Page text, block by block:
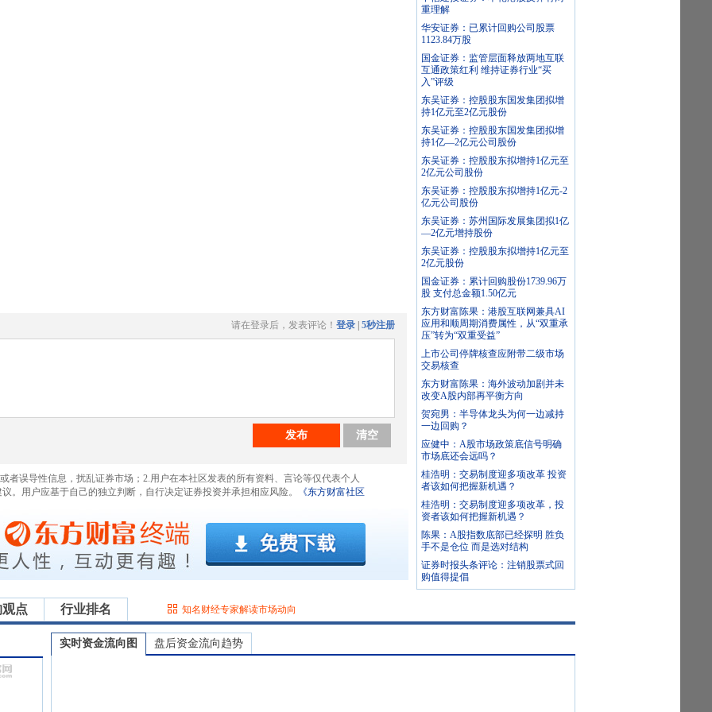
请在登录后，发表评论！ 登录 5秒注册
发布 清空
者误导性信息，扰乱证券市场；2.用户在本社区发表的所有资料、言论等仅代表个人
。用户应基于自己的独立判断，自行决定证券投资并承担相应风险。
《东方财富社区
重理解
华安证券：已累计回购公司股票
1123.84万股
国金证券：监管层面释放两地互联
互通政策红利 维持证券行业“买
入”评级
东吴证券：控股股东国发集团拟增
持1亿元至2亿元股份
东吴证券：控股股东国发集团拟增
持1亿—2亿元公司股份
东吴证券：控股股东拟增持1亿元至
2亿元公司股份
东吴证券：控股股东拟增持1亿元-2
亿元公司股份
东吴证券：苏州国际发展集团拟1亿
—2亿元增持股份
东吴证券：控股股东拟增持1亿元至
2亿元股份
国金证券：累计回购股份1739.96万
股 支付总金额1.50亿元
东方财富陈果：港股互联网兼具AI
应用和顺周期消费属性，从“双重承
压”转为“双重受益”
上市公司停牌核查应附带二级市场
交易核查
东方财富陈果：海外波动加剧并未
改变A股内部再平衡方向
贺宛男：半导体龙头为何一边减持
一边回购？
应健中：A股市场政策底信号明确
市场底还会远吗？
桂浩明：交易制度迎多项改革 投资
者该如何把握新机遇？
桂浩明：交易制度迎多项改革，投
资者该如何把握新机遇？
陈果：A股指数底部已经探明 胜负
手不是仓位 而是选对结构
证券时报头条评论：注销股票式回
购值得提倡
点 行业排名 知名财经专家解读市场动向
实时资金流向图 盘后资金流向趋势